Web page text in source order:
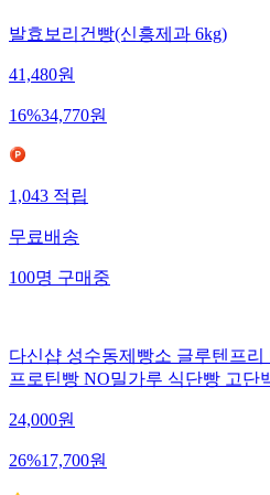
발효보리건빵(신흥제과 6kg)
41,480원
16%34,770원
1,043적립
무료배송
100명구매중
다신샵 성수동제빵소 글루텐프리
프로틴빵 NO밀가루 식단빵 고단
24,000원
26%17,700원